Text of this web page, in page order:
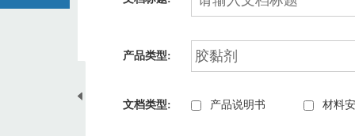
产品类型:
文档类型: 产品说明书 材料